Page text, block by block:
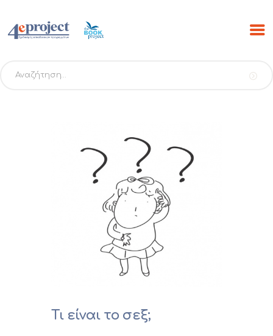
ΑΡΧΙΚΗ
ΕΚΔΟΣΕΙΣ THE BOOK
PROJECT
ΕΠΙΚΟΙΝΩΝΙΑ
Τι είναι το σεξ;